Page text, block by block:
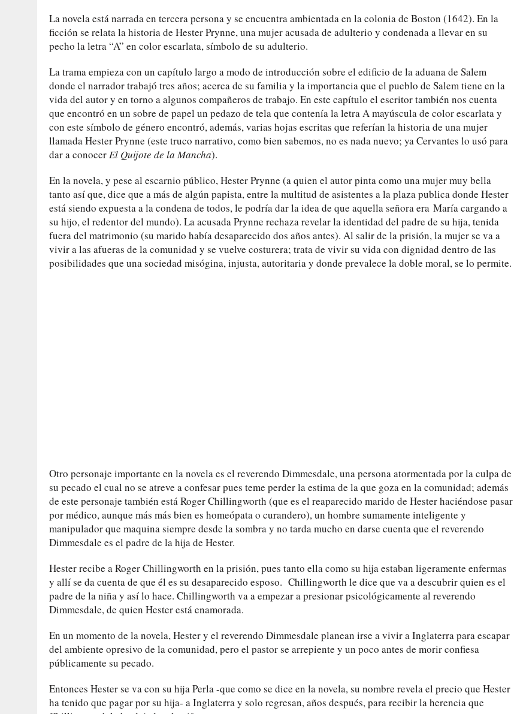
La novela está narrada en tercera persona y se encuentra ambientada en la colonia de Boston (1642). En la
ficción se relata la historia de Hester Prynne, una mujer acusada de adulterio y condenada a llevar en su
pecho la letra “A” en color escarlata, símbolo de su adulterio.
La trama empieza con un capítulo largo a modo de introducción sobre el edificio de la aduana de Salem
donde el narrador trabajó tres años; acerca de su familia y la importancia que el pueblo de Salem tiene en la
vida del autor y en torno a algunos compañeros de trabajo. En este capítulo el escritor también nos cuenta
que encontró en un sobre de papel un pedazo de tela que contenía la letra A mayúscula de color escarlata y
con este símbolo de género encontró, además, varias hojas escritas que referían la historia de una mujer
llamada Hester Prynne (este truco narrativo, como bien sabemos, no es nada nuevo; ya Cervantes lo usó para
dar a conocerEl Quijote de la Mancha).
En la novela, y pese al escarnio público, Hester Prynne (a quien el autor pinta como una mujer muy bella
tanto así que, dice que a más de algún papista, entre la multitud de asistentes a la plaza publica donde Hester
está siendo expuesta a la condena de todos, le podría dar la idea de que aquella señora era María cargando a
su hijo, el redentor del mundo). La acusada Prynne rechaza revelar la identidad del padre de su hija, tenida
fuera del matrimonio (su marido había desaparecido dos años antes). Al salir de la prisión, la mujer se va a
vivir a las afueras de la comunidad y se vuelve costurera; trata de vivir su vida con dignidad dentro de las
posibilidades que una sociedad misógina, injusta, autoritaria y donde prevalece la doble moral, se lo permite.
Otro personaje importante en la novela es el reverendo Dimmesdale, una persona atormentada por la culpa de
su pecado el cual no se atreve a confesar pues teme perder la estima de la que goza en la comunidad; además
de este personaje también está Roger Chillingworth (que es el reaparecido marido de Hester haciéndose pasar
por médico, aunque más más bien es homeópata o curandero), un hombre sumamente inteligente y
manipulador que maquina siempre desde la sombra y no tarda mucho en darse cuenta que el reverendo
Dimmesdale es el padre de la hija de Hester.
Hester recibe a Roger Chillingworth en la prisión, pues tanto ella como su hija estaban ligeramente enfermas
y allí se da cuenta de que él es su desaparecido esposo. Chillingworth le dice que va a descubrir quien es el
padre de la niña y así lo hace. Chillingworth va a empezar a presionar psicológicamente al reverendo
Dimmesdale, de quien Hester está enamorada.
En un momento de la novela, Hester y el reverendo Dimmesdale planean irse a vivir a Inglaterra para escapar
del ambiente opresivo de la comunidad, pero el pastor se arrepiente y un poco antes de morir confiesa
públicamente su pecado.
Entonces Hester se va con su hija Perla -que como se dice en la novela, su nombre revela el precio que Hester
ha tenido que pagar por su hija- a Inglaterra y solo regresan, años después, para recibir la herencia que